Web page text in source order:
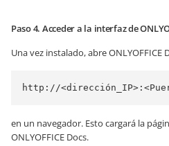
Paso 4. Acceder a la interfaz de
Una vez instalado, abre ONLYOFFICE
http://
en un navegador. Esto cargará la
ONLYOFFICE Docs.